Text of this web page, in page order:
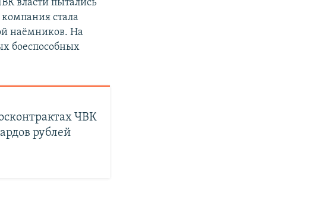
власти пытались
стала
наёмников. На
боеспособных
ЧВК
рублей